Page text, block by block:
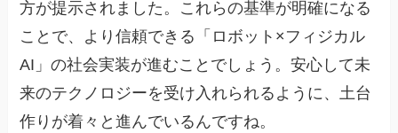
方が提示されました。これらの基準が明確になる
ことで、より信頼できる「ロボット×フィジカル
AI」の社会実装が進むことでしょう。安心して未
来のテクノロジーを受け入れられるように、土台
作りが着々と進んでいるんですね。